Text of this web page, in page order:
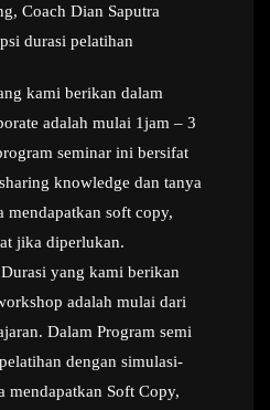
Coach Dian Saputra
durasi pelatihan
kami berikan dalam
adalah mulai 1jam – 3
seminar ini bersifat
knowledge dan tanya
mendapatkan soft copy,
jika diperlukan.
Durasi yang kami berikan
adalah mulai dari
Dalam Program semi
dengan simulasi-
mendapatkan Soft Copy,